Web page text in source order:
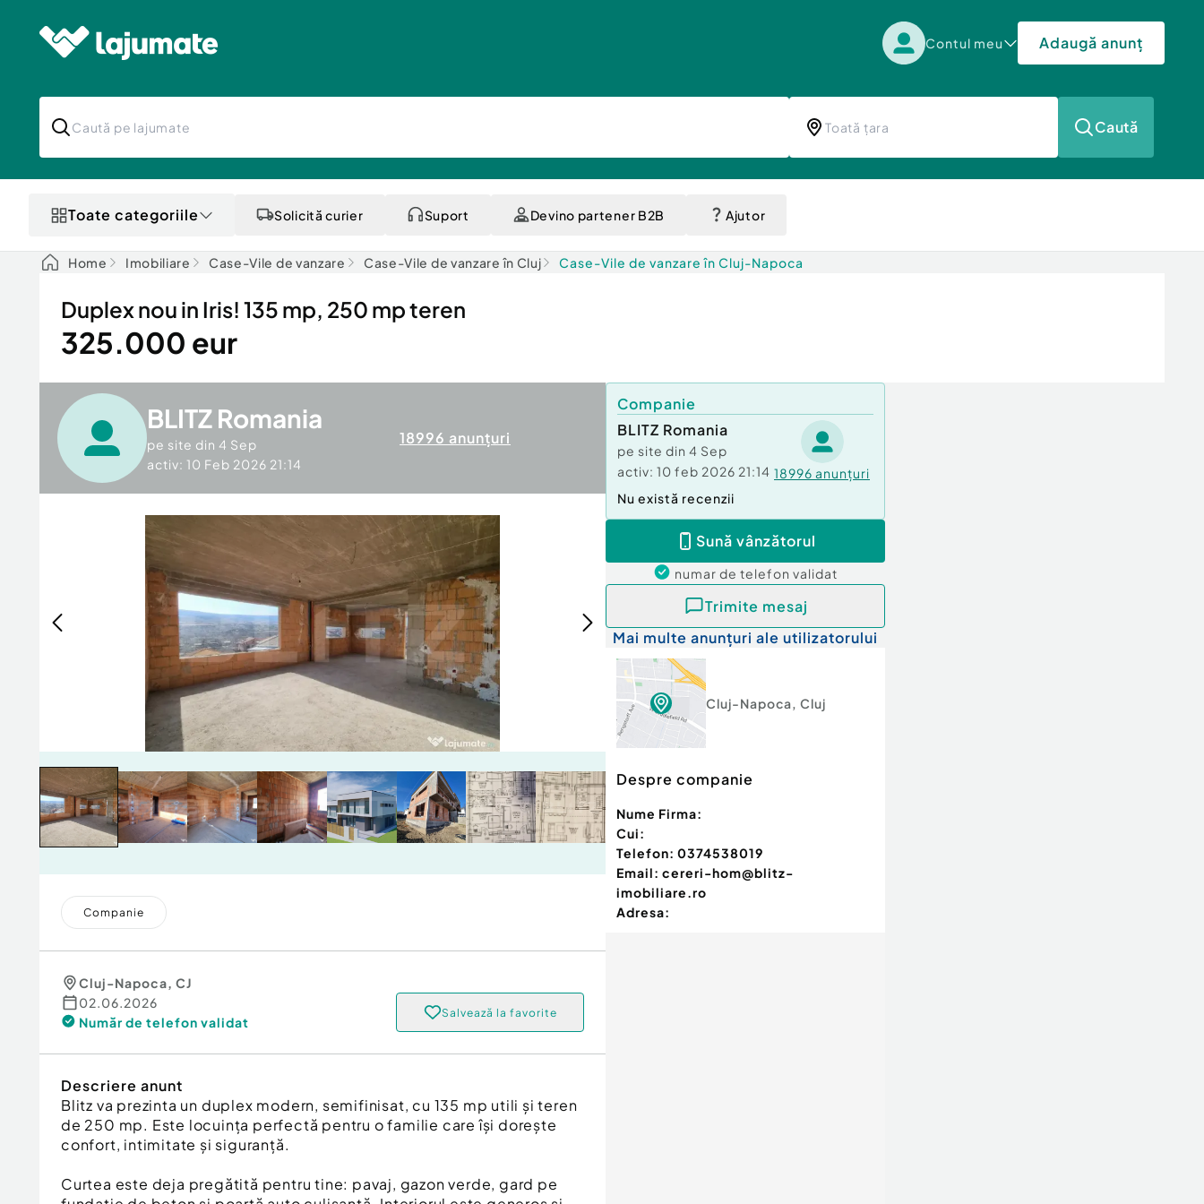
Contul meu Adaugă anunț
Caută
Toate categoriile Solicită curier Suport Devino partener B2B Ajutor
Home Imobiliare Case-Vile de vanzare Case-Vile de vanzare în Cluj Case-Vile de vanzare în Cluj-Napoca
Duplex nou in Iris! 135 mp, 250 mp teren
325.000 eur
BLITZ Romania
pe site din 4 Sep
activ: 10 Feb 2026 21:14
18996 anunțuri
Companie
Cluj-Napoca, CJ
02.06.2026
Număr de telefon validat
Salvează la favorite
Descriere anunt
Blitz va prezinta un duplex modern, semifinisat, cu 135 mp utili și teren
de 250 mp. Este locuința perfectă pentru o familie care își dorește
confort, intimitate și siguranță.
Curtea este deja pregătită pentru tine: pavaj, gazon verde, gard pe
Companie
BLITZ Romania
pe site din 4 Sep
activ: 10 feb 2026 21:14 18996 anunțuri
Nu există recenzii
Sună vânzătorul
numar de telefon validat
Trimite mesaj
Mai multe anunțuri ale utilizatorului
Cluj-Napoca, Cluj
Despre companie
Nume Firma:
Cui:
Telefon: 0374538019
Email: cereri-hom@blitz-
imobiliare.ro
Adresa: